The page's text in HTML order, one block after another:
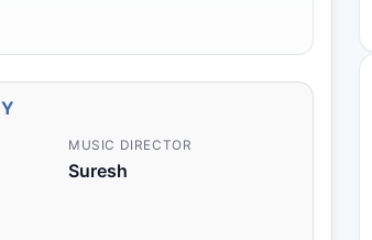
MUSIC DIRECTOR
Suresh